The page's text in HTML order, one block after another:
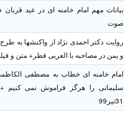
بیانات مهم امام خامنه ای در عید قربان
صوت
روایت دکتر احمدی نژاد از واکنشها به
و یمن در مصاحبه با العربی قطر+ متن و
امام خامنه ای خطاب به مصطفی
سلیمانی را هرگز فراموش نمی کنیم
31تیر99